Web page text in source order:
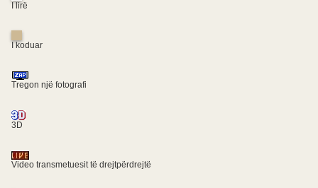
I lirë
I koduar
Tregon një fotografi
3D
Video transmetuesit të drejtpërdrejtë